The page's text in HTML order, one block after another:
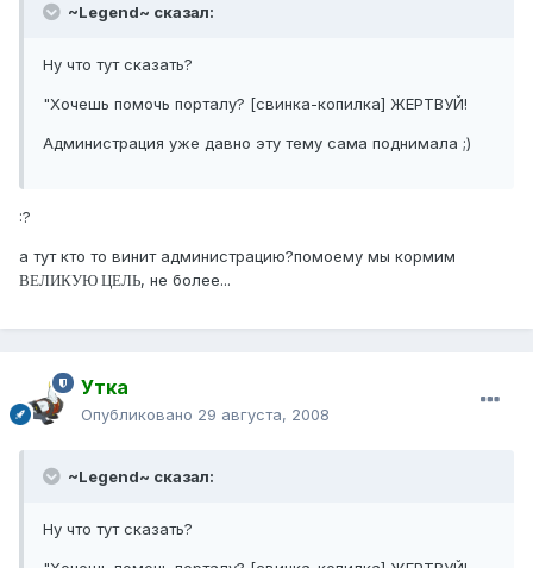
~Legend~ сказал:
Ну что тут сказать?
"Хочешь помочь порталу? [свинка-копилка] ЖЕРТВУЙ!
Администрация уже давно эту тему сама поднимала ;)
:?
а тут кто то винит администрацию?помоему мы кормим
ВЕЛИКУЮ ЦЕЛЬ, не более...
Утка
Опубликовано 29 августа, 2008
~Legend~ сказал:
Ну что тут сказать?